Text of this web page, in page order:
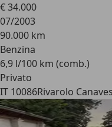
€ 34.000
07/2003
90.000 km
Benzina
6,9 l/100 km (comb.)
Privato
IT 10086Rivarolo